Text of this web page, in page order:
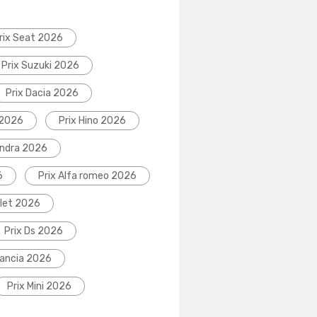
Seat 2026
Prix Suzuki 2026
Prix Dacia 2026
Prix Hino 2026
2026
Prix Alfa romeo 2026
2026
Prix Ds 2026
2026
Prix Mini 2026